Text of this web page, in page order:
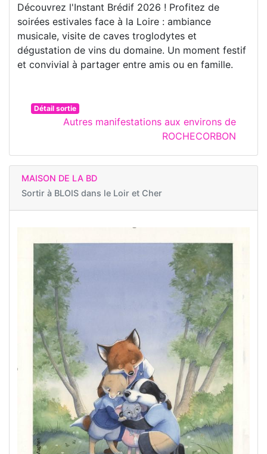
Découvrez l'Instant Brédif 2026 ! Profitez de
soirées estivales face à la Loire : ambiance
musicale, visite de caves troglodytes et
dégustation de vins du domaine. Un moment festif
et convivial à partager entre amis ou en famille.
Détail sortie
Autres manifestations aux environs de
ROCHECORBON
MAISON DE LA BD
Sortir à BLOIS dans le Loir et Cher